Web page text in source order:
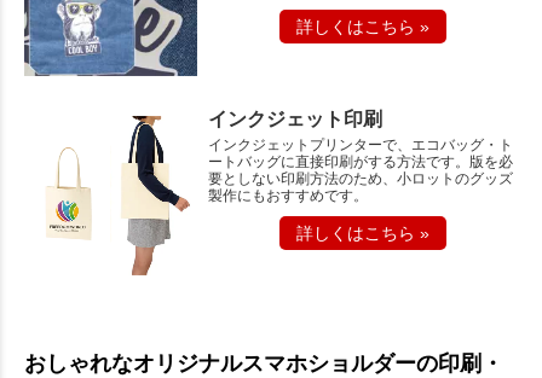
詳しくはこちら »
インクジェット印刷
インクジェットプリンターで、エコバッグ・ト
ートバッグに直接印刷がする方法です。版を必
要としない印刷方法のため、小ロットのグッズ
製作にもおすすめです。
詳しくはこちら »
おしゃれなオリジナルスマホショルダーの印刷・